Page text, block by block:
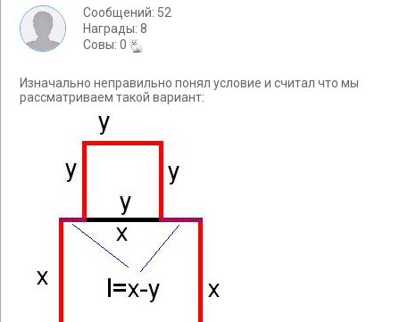
Сообщений: 52
Награды: 8
Cовы: 0
Изначально неправильно понял условие и считал что мы
рассматриваем такой вариант: